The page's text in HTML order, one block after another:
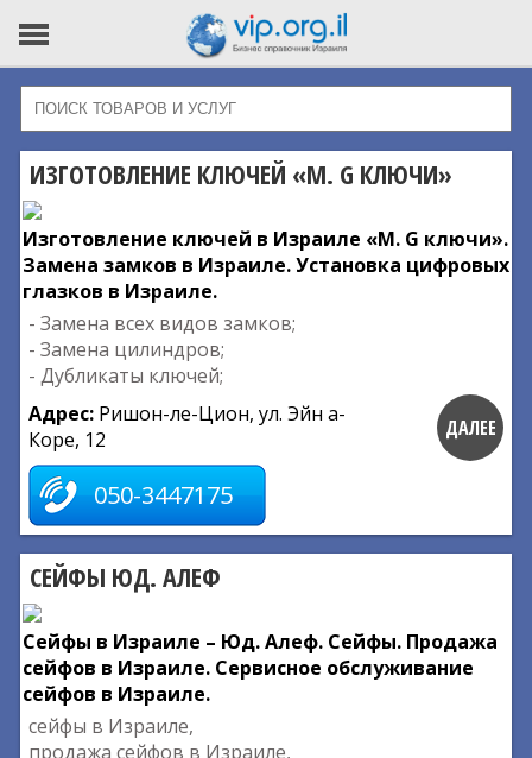
ИЗГОТОВЛЕНИЕ КЛЮЧЕЙ «M. G КЛЮЧИ»
Изготовление ключей в Израиле «M. G ключи».
Замена замков в Израиле. Установка цифровых
глазков в Израиле.
- Замена всех видов замков;
- Замена цилиндров;
- Дубликаты ключей;
Адрес: Ришон-ле-Цион, ул. Эйн а-
Коре, 12
050-3447175
ДАЛЕЕ
СЕЙФЫ ЮД. АЛЕФ
Сейфы в Израиле – Юд. Алеф. Сейфы. Продажа
сейфов в Израиле. Сервисное обслуживание
сейфов в Израиле.
сейфы в Израиле,
продажа сейфов в Израиле,